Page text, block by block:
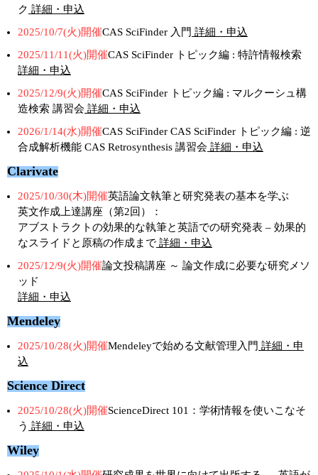
ク 詳細・申込
2025/10/7(火)開催CAS SciFinder 入門 詳細・申込
2025/11/11(火)開催CAS SciFinder トピック編 : 特許情報検索
詳細・申込
2025/12/9(火)開催CAS SciFinder トピック編 : マルクーシュ構
造検索 講習会 詳細・申込
2026/1/14(水)開催CAS SciFinder CAS SciFinder トピック編 : 逆
合成解析機能 CAS Retrosynthesis 講習会 詳細・申込
Clarivate
2025/10/30(木)開催英語論文執筆と研究発表の基本を学ぶ
英文作成上達講座（第2回）：
アブストラクトの効果的な執筆と英語での研究発表 – 効果的
なスライドと原稿の作成まで 詳細・申込
2025/12/9(火)開催論文投稿講座 ～ 論文作成に必要な研究メソ
ッド
詳細・申込
Mendeley
2025/10/28(火)開催Mendeleyで始める文献管理入門 詳細・申
込
Science Direct
2025/10/28(火)開催ScienceDirect 101：学術情報を使いこなそ
う 詳細・申込
Wiley